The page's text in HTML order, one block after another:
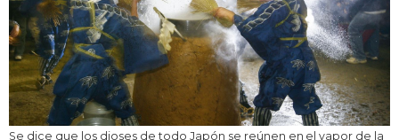
Se dice que los dioses de todo Japón se reúnen en el vapor de la